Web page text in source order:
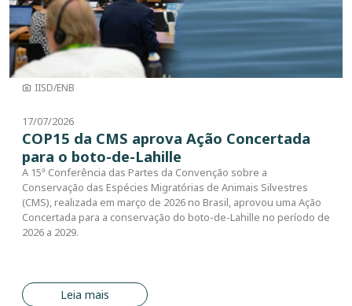
IISD/ENB
17/07/2026
COP15 da CMS aprova Ação Concertada
para o boto-de-Lahille
A 15ª Conferência das Partes da Convenção sobre a
Conservação das Espécies Migratórias de Animais Silvestres
(CMS), realizada em março de 2026 no Brasil, aprovou uma Ação
Concertada para a conservação do boto-de-Lahille no período de
2026 a 2029.
Leia mais